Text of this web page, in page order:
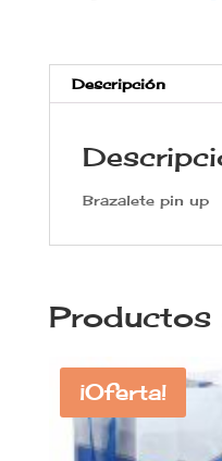
Descripción
Brazalete pin up
Productos
¡Oferta!